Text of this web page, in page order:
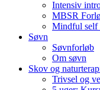
Intensiv
MBSR
Mindful self
Søvn
Søvnforløb
Om søvn
Skov og
Trivsel og